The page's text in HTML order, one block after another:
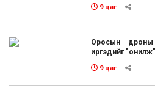
9 цаг
Оросын дроны
иргэдийг
9 цаг